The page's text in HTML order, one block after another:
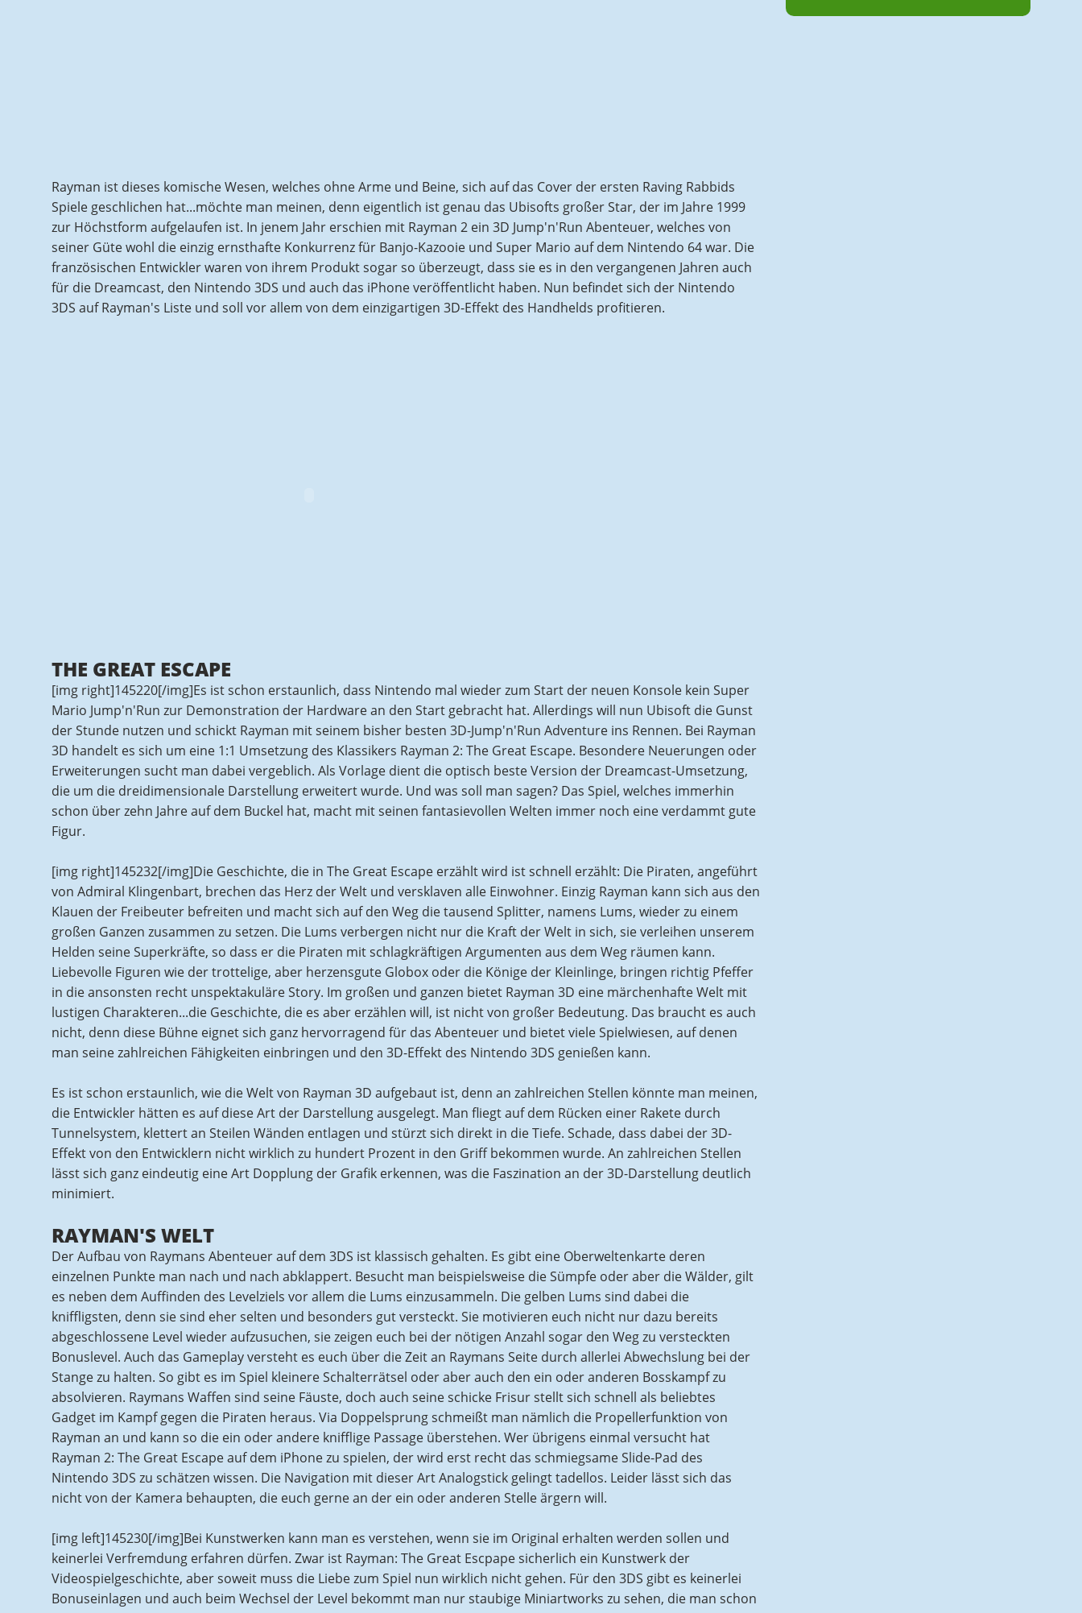
Rayman ist dieses komische Wesen, welches ohne Arme und Beine, sich auf das Cover der ersten Raving Rabbids
Spiele geschlichen hat...möchte man meinen, denn eigentlich ist genau das Ubisofts großer Star, der im Jahre 1999
zur Höchstform aufgelaufen ist. In jenem Jahr erschien mit Rayman 2 ein 3D Jump'n'Run Abenteuer, welches von
seiner Güte wohl die einzig ernsthafte Konkurrenz für Banjo-Kazooie und Super Mario auf dem Nintendo 64 war. Die
französischen Entwickler waren von ihrem Produkt sogar so überzeugt, dass sie es in den vergangenen Jahren auch
für die Dreamcast, den Nintendo 3DS und auch das iPhone veröffentlicht haben. Nun befindet sich der Nintendo
3DS auf Rayman's Liste und soll vor allem von dem einzigartigen 3D-Effekt des Handhelds profitieren.
THE GREAT ESCAPE
[img right]145220[/img]Es ist schon erstaunlich, dass Nintendo mal wieder zum Start der neuen Konsole kein Super
Mario Jump'n'Run zur Demonstration der Hardware an den Start gebracht hat. Allerdings will nun Ubisoft die Gunst
der Stunde nutzen und schickt Rayman mit seinem bisher besten 3D-Jump'n'Run Adventure ins Rennen. Bei Rayman
3D handelt es sich um eine 1:1 Umsetzung des Klassikers Rayman 2: The Great Escape. Besondere Neuerungen oder
Erweiterungen sucht man dabei vergeblich. Als Vorlage dient die optisch beste Version der Dreamcast-Umsetzung,
die um die dreidimensionale Darstellung erweitert wurde. Und was soll man sagen? Das Spiel, welches immerhin
schon über zehn Jahre auf dem Buckel hat, macht mit seinen fantasievollen Welten immer noch eine verdammt gute
Figur.
[img right]145232[/img]Die Geschichte, die in The Great Escape erzählt wird ist schnell erzählt: Die Piraten, angeführt
von Admiral Klingenbart, brechen das Herz der Welt und versklaven alle Einwohner. Einzig Rayman kann sich aus den
Klauen der Freibeuter befreiten und macht sich auf den Weg die tausend Splitter, namens Lums, wieder zu einem
großen Ganzen zusammen zu setzen. Die Lums verbergen nicht nur die Kraft der Welt in sich, sie verleihen unserem
Helden seine Superkräfte, so dass er die Piraten mit schlagkräftigen Argumenten aus dem Weg räumen kann.
Liebevolle Figuren wie der trottelige, aber herzensgute Globox oder die Könige der Kleinlinge, bringen richtig Pfeffer
in die ansonsten recht unspektakuläre Story. Im großen und ganzen bietet Rayman 3D eine märchenhafte Welt mit
lustigen Charakteren...die Geschichte, die es aber erzählen will, ist nicht von großer Bedeutung. Das braucht es auch
nicht, denn diese Bühne eignet sich ganz hervorragend für das Abenteuer und bietet viele Spielwiesen, auf denen
man seine zahlreichen Fähigkeiten einbringen und den 3D-Effekt des Nintendo 3DS genießen kann.
Es ist schon erstaunlich, wie die Welt von Rayman 3D aufgebaut ist, denn an zahlreichen Stellen könnte man meinen,
die Entwickler hätten es auf diese Art der Darstellung ausgelegt. Man fliegt auf dem Rücken einer Rakete durch
Tunnelsystem, klettert an Steilen Wänden entlagen und stürzt sich direkt in die Tiefe. Schade, dass dabei der 3D-
Effekt von den Entwicklern nicht wirklich zu hundert Prozent in den Griff bekommen wurde. An zahlreichen Stellen
lässt sich ganz eindeutig eine Art Dopplung der Grafik erkennen, was die Faszination an der 3D-Darstellung deutlich
minimiert.
RAYMAN'S WELT
Der Aufbau von Raymans Abenteuer auf dem 3DS ist klassisch gehalten. Es gibt eine Oberweltenkarte deren
einzelnen Punkte man nach und nach abklappert. Besucht man beispielsweise die Sümpfe oder aber die Wälder, gilt
es neben dem Auffinden des Levelziels vor allem die Lums einzusammeln. Die gelben Lums sind dabei die
kniffligsten, denn sie sind eher selten und besonders gut versteckt. Sie motivieren euch nicht nur dazu bereits
abgeschlossene Level wieder aufzusuchen, sie zeigen euch bei der nötigen Anzahl sogar den Weg zu versteckten
Bonuslevel. Auch das Gameplay versteht es euch über die Zeit an Raymans Seite durch allerlei Abwechslung bei der
Stange zu halten. So gibt es im Spiel kleinere Schalterrätsel oder aber auch den ein oder anderen Bosskampf zu
absolvieren. Raymans Waffen sind seine Fäuste, doch auch seine schicke Frisur stellt sich schnell als beliebtes
Gadget im Kampf gegen die Piraten heraus. Via Doppelsprung schmeißt man nämlich die Propellerfunktion von
Rayman an und kann so die ein oder andere knifflige Passage überstehen. Wer übrigens einmal versucht hat
Rayman 2: The Great Escape auf dem iPhone zu spielen, der wird erst recht das schmiegsame Slide-Pad des
Nintendo 3DS zu schätzen wissen. Die Navigation mit dieser Art Analogstick gelingt tadellos. Leider lässt sich das
nicht von der Kamera behaupten, die euch gerne an der ein oder anderen Stelle ärgern will.
[img left]145230[/img]Bei Kunstwerken kann man es verstehen, wenn sie im Original erhalten werden sollen und
keinerlei Verfremdung erfahren dürfen. Zwar ist Rayman: The Great Escpape sicherlich ein Kunstwerk der
Videospielgeschichte, aber soweit muss die Liebe zum Spiel nun wirklich nicht gehen. Für den 3DS gibt es keinerlei
Bonuseinlagen und auch beim Wechsel der Level bekommt man nur staubige Miniartworks zu sehen, die man schon